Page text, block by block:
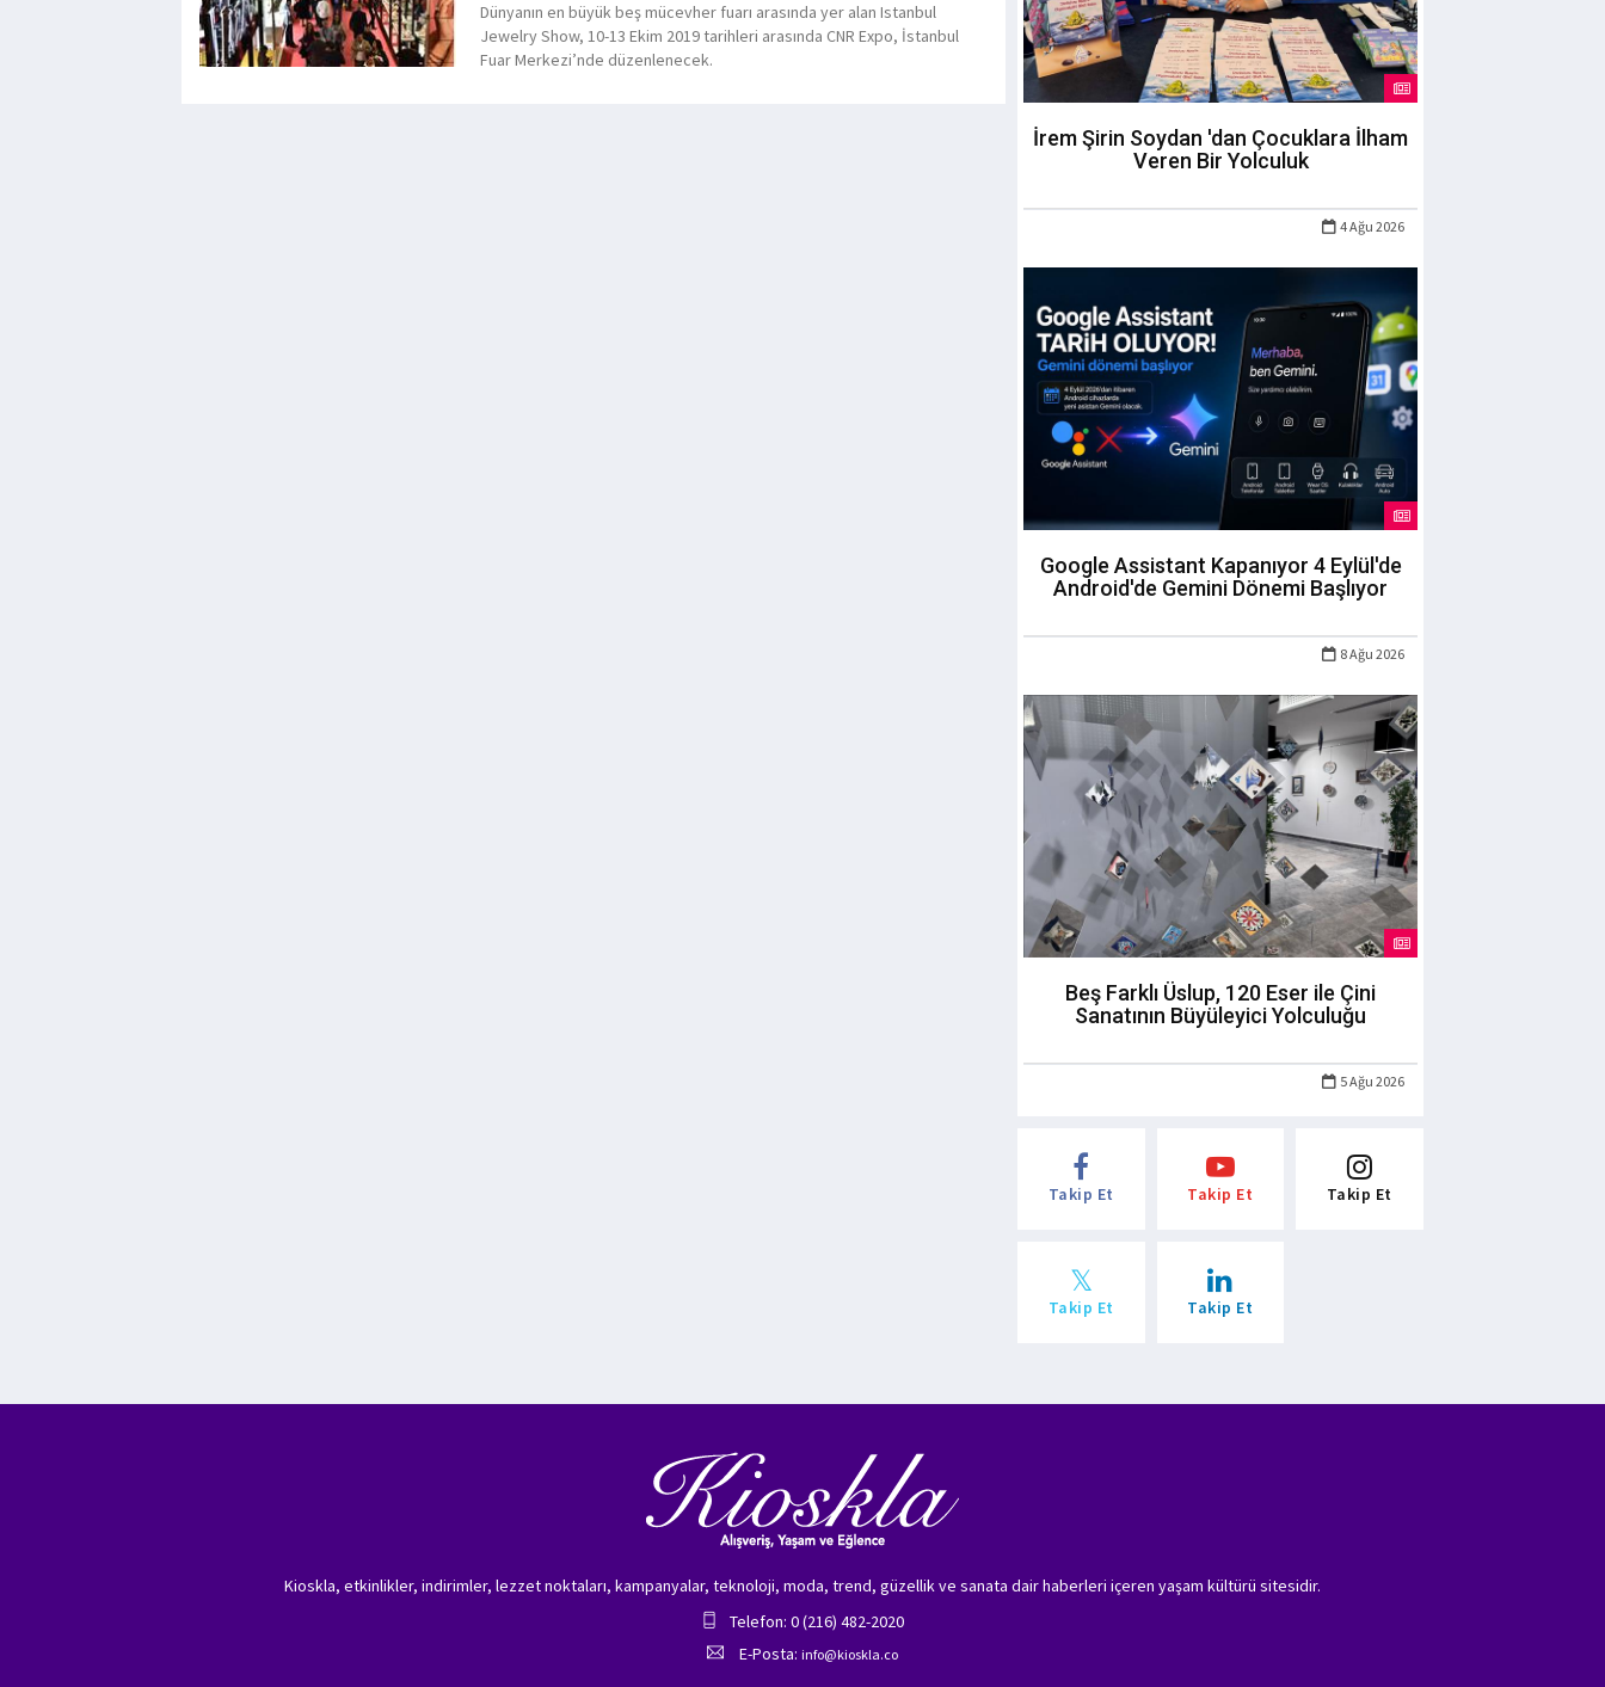
Dünyanın en büyük beş mücevher fuarı arasında yer alan Istanbul
Jewelry Show, 10-13 Ekim 2019 tarihleri arasında CNR Expo, İstanbul
Fuar Merkezi’nde düzenlenecek.
İrem Şirin Soydan 'dan Çocuklara İlham
Veren Bir Yolculuk
4 Ağu 2026
Google Assistant Kapanıyor 4 Eylül'de
Android'de Gemini Dönemi Başlıyor
8 Ağu 2026
Beş Farklı Üslup, 120 Eser ile Çini
Sanatının Büyüleyici Yolculuğu
5 Ağu 2026
Takip Et Takip Et Takip Et
Takip Et Takip Et
Kioskla, etkinlikler, indirimler, lezzet noktaları, kampanyalar, teknoloji, moda, trend, güzellik ve sanata dair haberleri içeren yaşam kültürü sitesidir.
Telefon: 0 (216) 482-2020
E-Posta: info@kioskla.co